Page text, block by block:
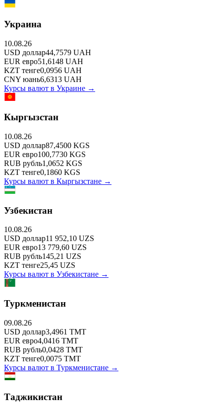
Украина
10.08.26
USD доллар44,7579 UAH
EUR евро51,6148 UAH
KZT тенге0,0956 UAH
CNY юань6,6313 UAH
Курсы валют в Украине →
Кыргызстан
10.08.26
USD доллар87,4500 KGS
EUR евро100,7730 KGS
RUB рубль1,0652 KGS
KZT тенге0,1860 KGS
Курсы валют в Кыргызстане →
Узбекистан
10.08.26
USD доллар11 952,10 UZS
EUR евро13 779,60 UZS
RUB рубль145,21 UZS
KZT тенге25,45 UZS
Курсы валют в Узбекистане →
Туркменистан
09.08.26
USD доллар3,4961 TMT
EUR евро4,0416 TMT
RUB рубль0,0428 TMT
KZT тенге0,0075 TMT
Курсы валют в Туркменистане →
Таджикистан